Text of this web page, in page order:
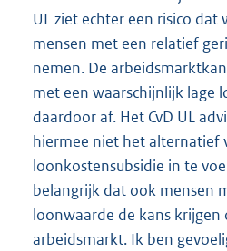
UL ziet echter een risico dat
mensen met een relatief
nemen. De
met een waarschijnlijk lage
daardoor af. Het CvD UL
hiermee niet het alternatief
loonkostensubsidie in te
belangrijk dat ook mensen
loonwaarde de kans
arbeidsmarkt. Ik ben